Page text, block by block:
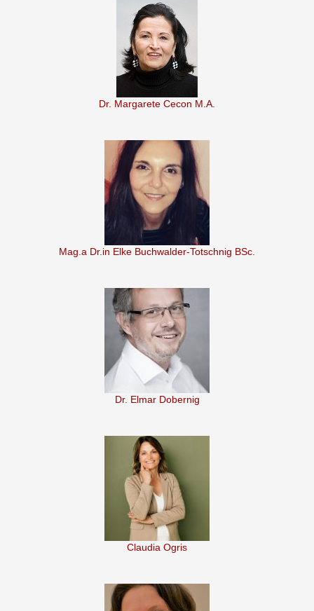
Dr. Margarete Cecon M.A.
Mag.a Dr.in Elke Buchwalder-Totschnig BSc.
Dr. Elmar Dobernig
Claudia Ogris